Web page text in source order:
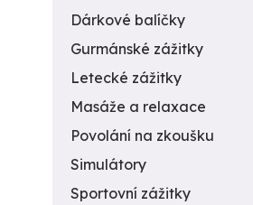
Dárkové balíčky
Gurmánské zážitky
Letecké zážitky
Masáže a relaxace
Povolání na zkoušku
Simulátory
Sportovní zážitky